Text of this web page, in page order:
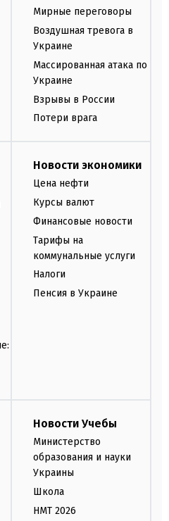
Мирные переговоры
Воздушная тревога в
Украине
Массированная атака по
Украине
Взрывы в России
Потери врага
Новости экономики
Цена нефти
Курсы валют
Финансовые новости
Тарифы на
коммунальные услуги
Налоги
Пенсия в Украине
Новости Учебы
Министерство
образования и науки
Украины
Школа
НМТ 2026